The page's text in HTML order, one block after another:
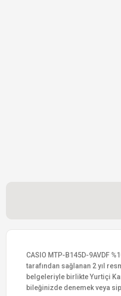
CASIO MTP-B145D-9AVDF
tarafından sağlanan 2 yıl
belgeleriyle birlikte Yurtiçi
bileğinizde denemek veya